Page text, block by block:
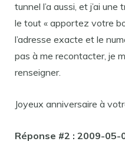
tunnel l’a aussi, et j’ai
le tout « apportez votre
l’adresse exacte et le
pas à me recontacter, je
renseigner.
Joyeux anniversaire à
Réponse #2 : 2009-05-